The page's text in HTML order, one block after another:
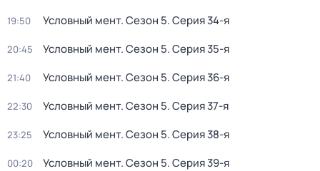
19:50 Условный мент. Сезон 5. Серия 34-я
20:45 Условный мент. Сезон 5. Серия 35-я
21:40 Условный мент. Сезон 5. Серия 36-я
22:30 Условный мент. Сезон 5. Серия 37-я
23:25 Условный мент. Сезон 5. Серия 38-я
00:20 Условный мент. Сезон 5. Серия 39-я